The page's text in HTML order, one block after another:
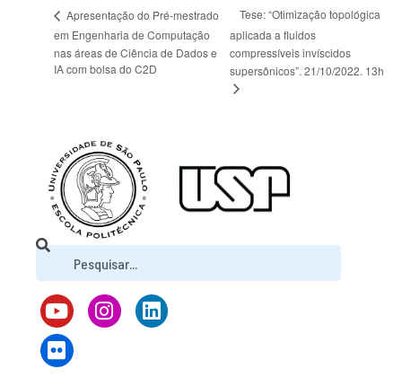
Apresentação do Pré-mestrado
em Engenharia de Computação
nas áreas de Ciência de Dados e
IA com bolsa do C2D
Tese: “Otimização topológica
aplicada a fluidos
compressíveis invíscidos
supersônicos”. 21/10/2022. 13h